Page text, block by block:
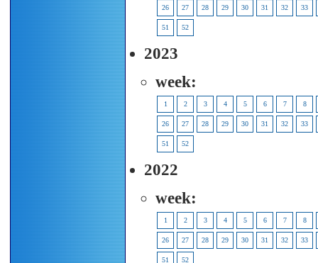
26 27 28 29 30 31 32 33
51 52
2023
week:
1 2 3 4 5 6 7 8
26 27 28 29 30 31 32 33
51 52
2022
week:
1 2 3 4 5 6 7 8
26 27 28 29 30 31 32 33
51 52